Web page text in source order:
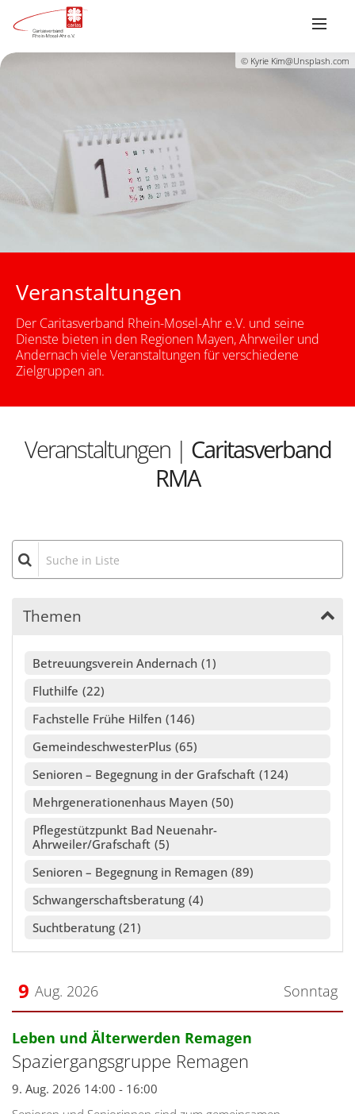
© Kyrie Kim@Unsplash.com
Veranstaltungen
Der Caritasverband Rhein-Mosel-Ahr e.V. und seine
Dienste bieten in den Regionen Mayen, Ahrweiler und
Andernach viele Veranstaltungen für verschiedene
Zielgruppen an.
Veranstaltungen | Caritasverband
RMA
Suche in Liste
Themen
Betreuungsverein Andernach 1
Fluthilfe 22
Fachstelle Frühe Hilfen 146
GemeindeschwesterPlus 65
Senioren – Begegnung in der Grafschaft 124
Mehrgenerationenhaus Mayen 50
Pflegestützpunkt Bad Neuenahr-
Ahrweiler/Grafschaft 5
Senioren – Begegnung in Remagen 89
Schwangerschaftsberatung 4
Suchtberatung 21
Sonntag
9 Aug. 2026
Datum: 9. August 2026
Leben und Älterwerden Remagen
Spaziergangsgruppe Remagen
9. Aug. 2026 14:00 - 16:00